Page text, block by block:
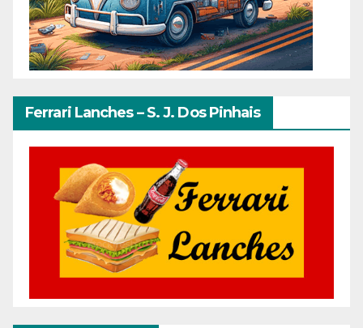
Ferrari Lanches – S. J. Dos Pinhais